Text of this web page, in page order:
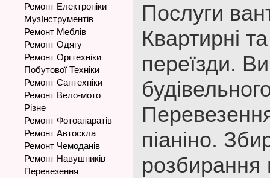
Ремонт Електроніки
МузІнструментів
Ремонт Меблів
Ремонт Одягу
Ремонт Оргтехніки
Побутової Техніки
Ремонт Сантехніки
Ремонт Вело-мото
Різне
Ремонт Фотоапаратів
Ремонт Автоскла
Ремонт Чемоданів
Ремонт Навушників
Перевезення
Послуги
Квартирні
переїзди.
піаніно.
розбирання